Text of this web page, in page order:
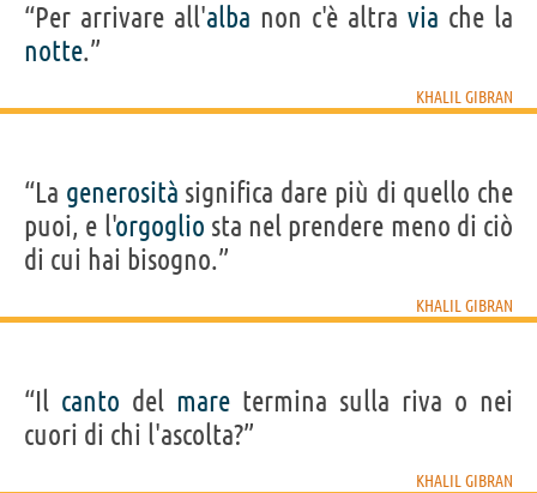
“Per arrivare all'alba non c'è altra via che la
notte.”
KHALIL GIBRAN
“La generosità significa dare più di quello che
puoi, e l'orgoglio sta nel prendere meno di ciò
di cui hai bisogno.”
KHALIL GIBRAN
“Il canto del mare termina sulla riva o nei
cuori di chi l'ascolta?”
KHALIL GIBRAN